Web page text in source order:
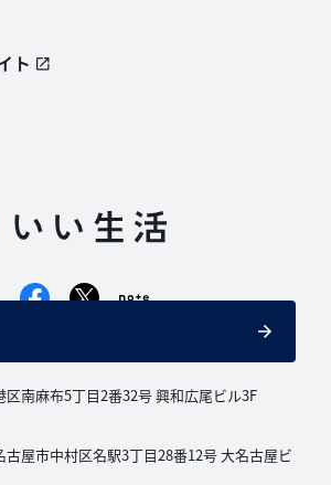
区南麻布5丁目2番32号興和広尾ビル3F
古屋市中村区名駅3丁目28番12号 大名古屋ビ
ト